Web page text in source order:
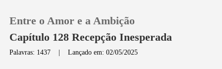
Entre o Amor e a Ambição
Capítulo 128 Recepção Inesperada
Palavras: 1437 |Lançado em: 02/05/2025